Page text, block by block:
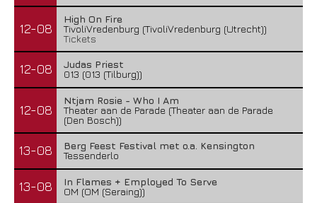
12-08
High On Fire
TivoliVredenburg (TivoliVredenburg (Utrecht))
Tickets
12-08
Judas Priest
013 (013 (Tilburg))
12-08
Ntjam Rosie - Who I Am
Theater aan de Parade (Theater aan de Parade
(Den Bosch))
13-08
Berg Feest Festival met o.a. Kensington
Tessenderlo
13-08
In Flames + Employed To Serve
OM (OM (Seraing))